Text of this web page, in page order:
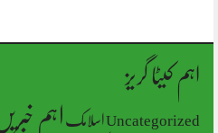
اہم کیٹا گریز
Uncategorizedاسلامکاہم خبریں